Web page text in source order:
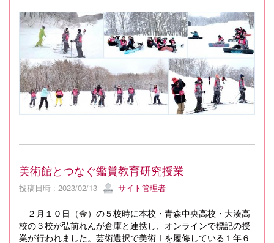
美術館とつなぐ鑑賞教育研究授業
投稿日時 : 2023/02/13 サイト管理者
２月１０日（金）の５校時に本校・青森中央高校・大湊高
校の３校が弘前れんが倉庫と連携し、オンラインで標記の授
業が行われました。芸術選択で美術Ⅰを履修している１年６